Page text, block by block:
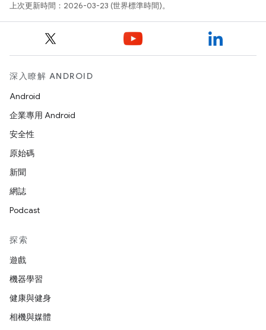
上次更新時間：2026-03-23 (世界標準時間)。
深入瞭解 ANDROID
Android
企業專用 Android
安全性
原始碼
新聞
網誌
Podcast
探索
遊戲
機器學習
健康與健身
相機與媒體